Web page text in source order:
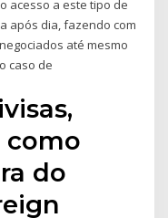
acesso a este tipo de
após dia, fazendo com
até mesmo
caso de
como
do